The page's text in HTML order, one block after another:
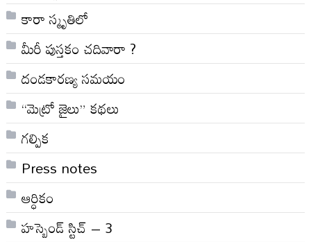
కారా స్మృతిలో
మీరీ పుస్తకం చదివారా ?
దండకారణ్య సమయం
“మెట్రో జైలు” కథలు
గల్పిక
Press notes
ఆర్ధికం
హస్బెండ్ స్టిచ్ – 3